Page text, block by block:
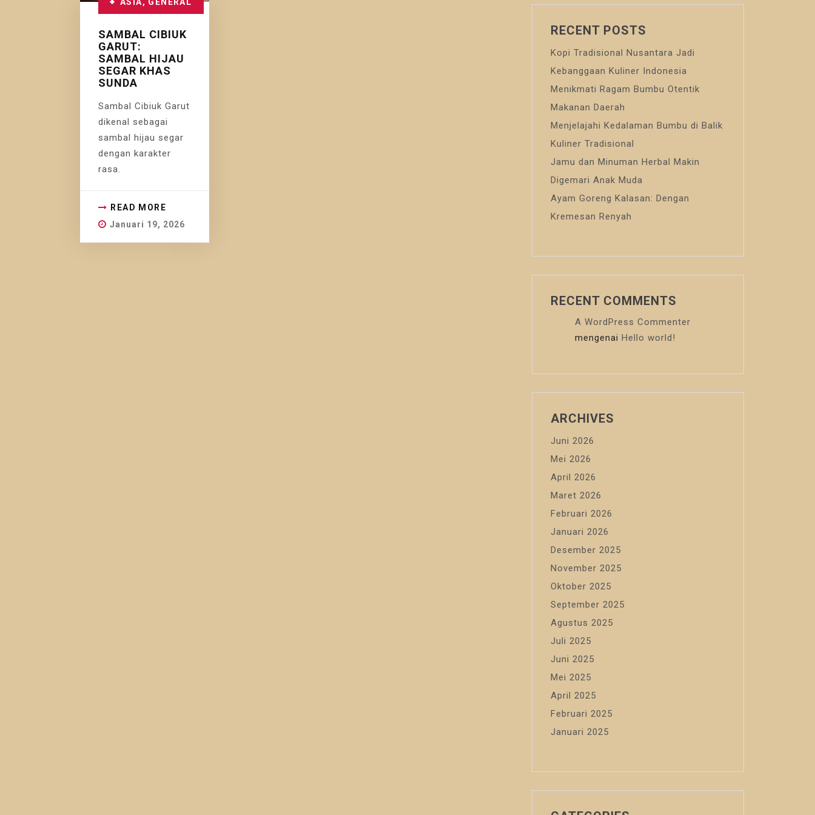
SAMBAL CIBIUK
GARUT:
SAMBAL HIJAU
SEGAR KHAS
SUNDA
Sambal Cibiuk Garut
dikenal sebagai
sambal hijau segar
dengan karakter
rasa.
READ MORE
Januari 19, 2026
RECENT POSTS
Kopi Tradisional Nusantara Jadi
Kebanggaan Kuliner Indonesia
Menikmati Ragam Bumbu Otentik
Makanan Daerah
Menjelajahi Kedalaman Bumbu di Balik
Kuliner Tradisional
Jamu dan Minuman Herbal Makin
Digemari Anak Muda
Ayam Goreng Kalasan: Dengan
Kremesan Renyah
RECENT COMMENTS
A WordPress Commenter
mengenai Hello world!
ARCHIVES
Juni 2026
Mei 2026
April 2026
Maret 2026
Februari 2026
Januari 2026
Desember 2025
November 2025
Oktober 2025
September 2025
Agustus 2025
Juli 2025
Juni 2025
Mei 2025
April 2025
Februari 2025
Januari 2025